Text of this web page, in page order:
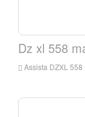
Dz xl 558
Assista DZXL 558 Manila ao vivo, DZXL 558 Manila HD Live Streaming,